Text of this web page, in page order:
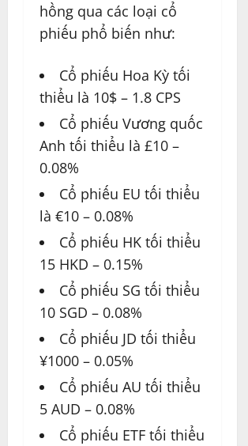
hồng qua các loại cổ
phiếu phổ biến như:
Cổ phiếu Hoa Kỳ tối
thiểu là 10$ – 1.8 CPS
Cổ phiếu Vương quốc
Anh tối thiểu là £10 –
0.08%
Cổ phiếu EU tối thiểu
là €10 – 0.08%
Cổ phiếu HK tối thiểu
15 HKD – 0.15%
Cổ phiếu SG tối thiểu
10 SGD – 0.08%
Cổ phiếu JD tối thiểu
¥1000 – 0.05%
Cổ phiếu AU tối thiểu
5 AUD – 0.08%
Cổ phiếu ETF tối thiểu